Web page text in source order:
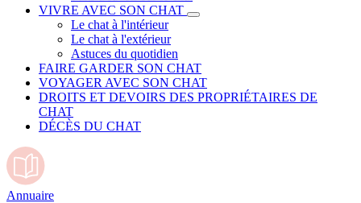
VIVRE AVEC SON CHAT
Le chat à l'intérieur
Le chat à l'extérieur
Astuces du quotidien
FAIRE GARDER SON CHAT
VOYAGER AVEC SON CHAT
DROITS ET DEVOIRS DES PROPRIÉTAIRES DE
CHAT
DÉCÈS DU CHAT
Annuaire